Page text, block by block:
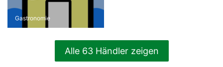
Gastronomie
Alle 63 Händler zeigen